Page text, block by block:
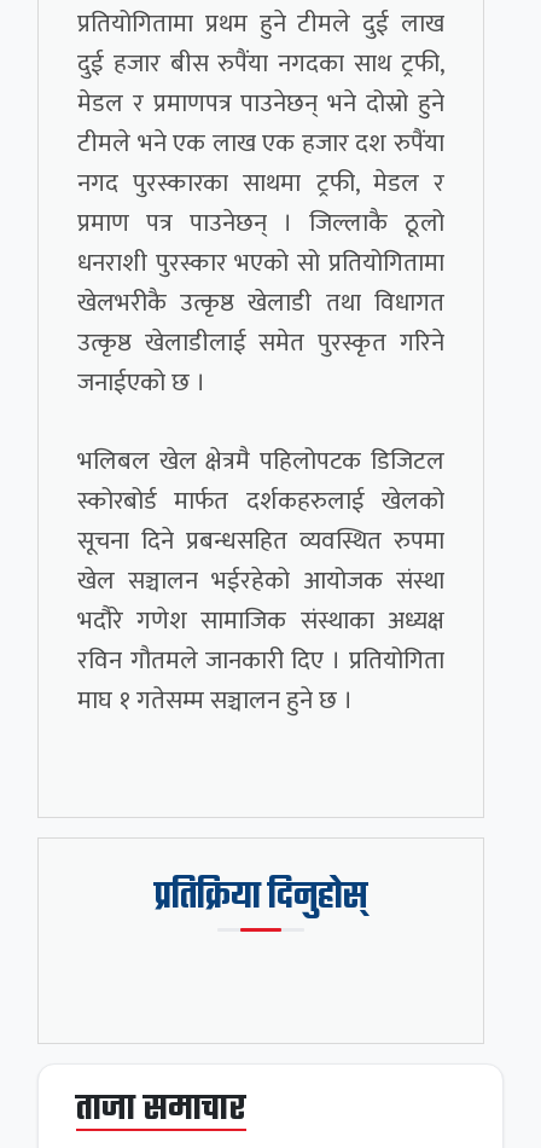
प्रतियोगितामा प्रथम हुने टीमले दुई लाख
दुई हजार बीस रुपैंया नगदका साथ ट्रफी,
मेडल र प्रमाणपत्र पाउनेछन् भने दोस्रो हुने
टीमले भने एक लाख एक हजार दश रुपैंया
नगद पुरस्कारका साथमा ट्रफी, मेडल र
प्रमाण पत्र पाउनेछन् । जिल्लाकै ठूलो
धनराशी पुरस्कार भएको सो प्रतियोगितामा
खेलभरीकै उत्कृष्ठ खेलाडी तथा विधागत
उत्कृष्ठ खेलाडीलाई समेत पुरस्कृत गरिने
जनाईएको छ ।
भलिबल खेल क्षेत्रमै पहिलोपटक डिजिटल
स्कोरबोर्ड मार्फत दर्शकहरुलाई खेलको
सूचना दिने प्रबन्धसहित व्यवस्थित रुपमा
खेल सञ्चालन भईरहेको आयोजक संस्था
भदौरे गणेश सामाजिक संस्थाका अध्यक्ष
रविन गौतमले जानकारी दिए । प्रतियोगिता
माघ १ गतेसम्म सञ्चालन हुने छ ।
प्रतिक्रिया दिनुहोस्
ताजा समाचार